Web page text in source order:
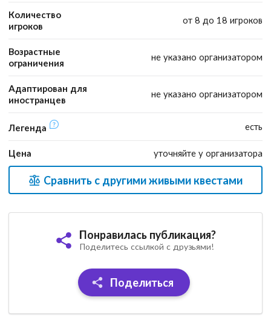
Количество
игроков
от 8 до 18 игроков
Возрастные
ограничения
не указано организатором
Адаптирован для
иностранцев
не указано организатором
Легенда есть
Цена уточняйте у организатора
Сравнить с другими живыми квестами
Понравилась публикация?
Поделитесь ссылкой с друзьями!
Поделиться